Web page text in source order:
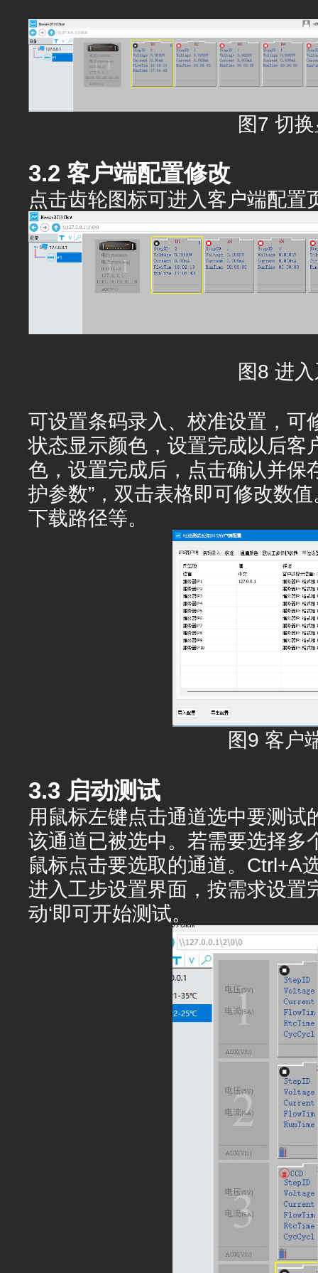
图7 切
3.2 客户端配置修改
点击齿轮图标可进入客户端配置
图8 进
可设置条码录入、校准设置，可
状态显示颜色，设置完成以后客
色，设置完成后，点击确认并保
护参数”，双击表格即可修改数
下载路径等。
图9 客户
3.3 启动测试
用鼠标左键点击通道选中要测
该通道已被选中。若需要选择多
鼠标点击要选取的通道。Ctrl+A
进入工步设置界面，按需求设置
动‘即可开始测试。